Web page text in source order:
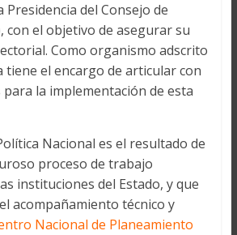
del Consejo de
con el objetivo de asegurar su
Como organismo adscrito
tiene el encargo de articular con
la implementación de esta
Nacional es el resultado de
proceso de trabajo
instituciones del Estado, y que
acompañamiento técnico y
Nacional de Planeamiento